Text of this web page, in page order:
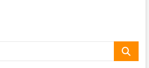
Buscar